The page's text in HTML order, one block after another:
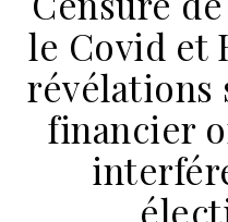
le Covid et
révélations
financier